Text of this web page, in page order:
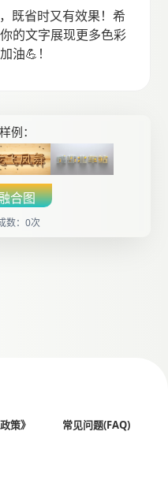
既省时又有效果！希
的文字展现更多色彩
油💪！
例：
合图
数：0次
策》 常见问题(FAQ)